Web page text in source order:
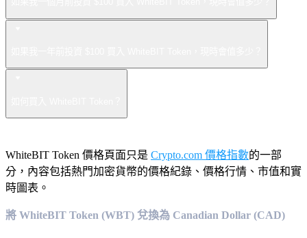
WhiteBIT Token 價格頁面只是 Crypto.com 價格指數的一部
分，內容包括熱門加密貨幣的價格紀錄、價格行情、市值和實
時圖表。
將 WhiteBIT Token (WBT) 兌換為 Canadian Dollar (CAD)